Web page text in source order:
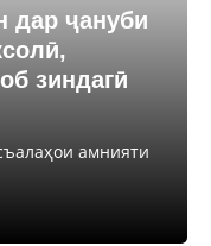
дар ҷануби
зиндагӣ
амнияти